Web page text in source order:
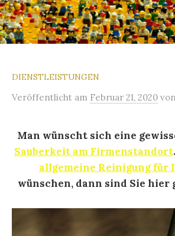
DIENSTLEISTUNGEN
Veröffentlicht am Februar 21, 2020
Man wünscht sich eine
Sauberkeit am Firmenstandort
allgemeine Reinigung für
wünschen, dann sind Sie hier